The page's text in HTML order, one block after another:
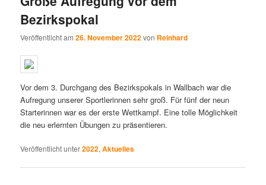
Bezirkspokal
Veröffentlicht am26. November 2022von Reinhard
Vor dem 3. Durchgang des Bezirkspokals in Wallbach war die
Aufregung unserer Sportlerinnen sehr groß. Für fünf der neun
Starterinnen war es der erste Wettkampf. Eine tolle Möglichkeit
die neu erlernten Übungen zu präsentieren.
Veröffentlicht unter2022,Aktuelles